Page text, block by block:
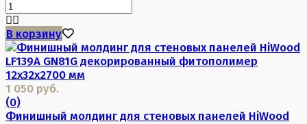
В корзину
1 050 руб.
(0)
Финишный молдинг для стеновых панелей HiWood